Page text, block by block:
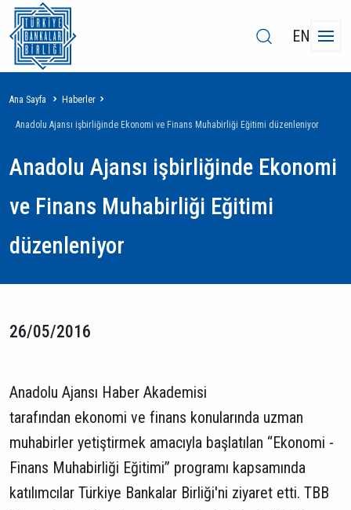
EN
Sayfa
yolu
Ana Sayfa Haberler
Anadolu Ajansı işbirliğinde Ekonomi ve Finans Muhabirliği Eğitimi düzenleniyor
Anadolu Ajansı işbirliğinde Ekonomi
ve Finans Muhabirliği Eğitimi
düzenleniyor
26/05/2016
Anadolu Ajansı Haber Akademisi
tarafından ekonomi ve finans konularında uzman
muhabirler yetiştirmek amacıyla başlatılan “Ekonomi -
Finans Muhabirliği Eğitimi” programı kapsamında
katılımcılar Türkiye Bankalar Birliği'ni ziyaret etti. TBB